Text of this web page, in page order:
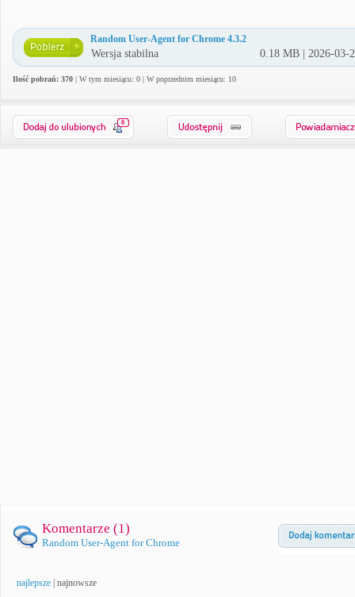
Random User-Agent for Chrome 4.3.2
Wersja stabilna 0.18 MB | 2026-03-
Ilość pobrań: 370 | W tym miesiącu: 0 | W poprzednim miesiącu: 10
0
Komentarze (1)
Random User-Agent for Chrome
najlepsze najnowsze